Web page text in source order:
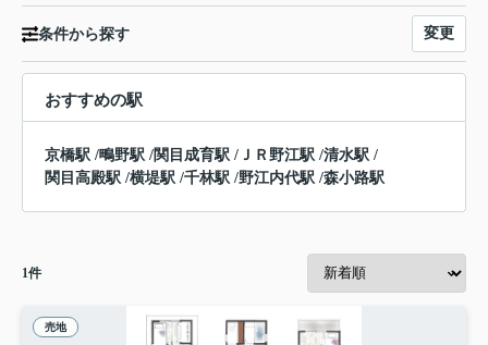
条件から探す 変更
おすすめの駅
京橋駅 /鴫野駅 /関目成育駅 / ＪＲ野江駅 /清水駅 /
関目高殿駅 /横堤駅 /千林駅 /野江内代駅 /森小路駅
1件
売地